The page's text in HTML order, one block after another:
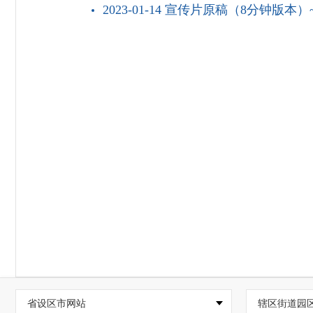
2023-01-14 宣传片原稿（8分钟版本）
省设区市网站 辖区街道园